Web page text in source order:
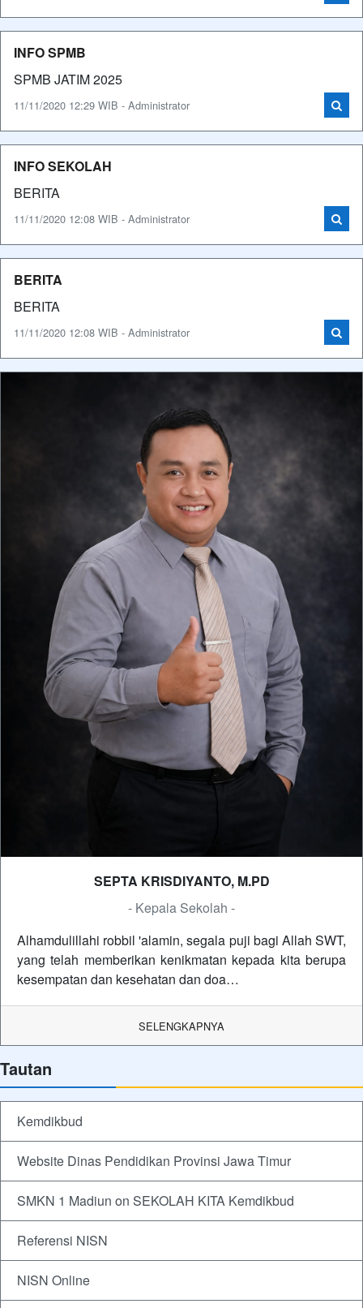
INFO SPMB
SPMB JATIM 2025
11/11/2020 12:29 WIB - Administrator
INFO SEKOLAH
BERITA
11/11/2020 12:08 WIB - Administrator
BERITA
BERITA
11/11/2020 12:08 WIB - Administrator
SEPTA KRISDIYANTO, M.PD
- Kepala Sekolah -
Alhamdulillahi robbil 'alamin, segala puji bagi Allah SWT,
yang telah memberikan kenikmatan kepada kita berupa
kesempatan dan kesehatan dan doa…
SELENGKAPNYA
Tautan
Kemdikbud
Website Dinas Pendidikan Provinsi Jawa Timur
SMKN 1 Madiun on SEKOLAH KITA Kemdikbud
Referensi NISN
NISN Online